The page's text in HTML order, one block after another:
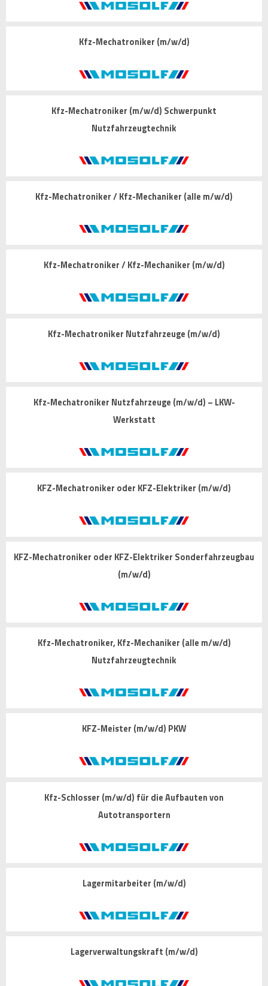
Kfz-Mechatroniker (m/w/d)
Kfz-Mechatroniker (m/w/d) Schwerpunkt
Nutzfahrzeugtechnik
Kfz-Mechatroniker / Kfz-Mechaniker (alle m/w/d)
Kfz-Mechatroniker / Kfz-Mechaniker (m/w/d)
Kfz-Mechatroniker Nutzfahrzeuge (m/w/d)
Kfz-Mechatroniker Nutzfahrzeuge (m/w/d) – LKW-
Werkstatt
KFZ-Mechatroniker oder KFZ-Elektriker (m/w/d)
KFZ-Mechatroniker oder KFZ-Elektriker Sonderfahrzeugbau
(m/w/d)
Kfz-Mechatroniker, Kfz-Mechaniker (alle m/w/d)
Nutzfahrzeugtechnik
KFZ-Meister (m/w/d) PKW
Kfz-Schlosser (m/w/d) für die Aufbauten von
Autotransportern
Lagermitarbeiter (m/w/d)
Lagerverwaltungskraft (m/w/d)